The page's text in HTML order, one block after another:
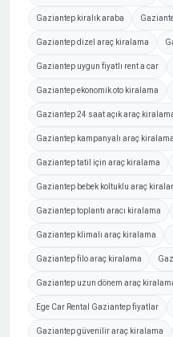
Gaziantep kiralık araba
Gaziantep dizel araç kiralama
Gaziantep uygun fiyatlı rent a car
Gaziantep ekonomik oto kiralama
Gaziantep 24 saat açık araç
Gaziantep kampanyalı araç kiralama
Gaziantep tatil için araç kiralama
Gaziantep bebek koltuklu araç
Gaziantep toplantı aracı kiralama
Gaziantep klimalı araç kiralama
Gaziantep filo araç kiralama
Gaziantep uzun dönem araç
Ege Car Rental Gaziantep fiyatlar
Gaziantep güvenilir araç kiralama